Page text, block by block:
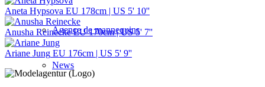
Agence de mannequins
News
Aneta Hypsova EU 178cm | US 5' 10''
Anusha Reinecke EU 170cm | US 5' 7''
Ariane Jung EU 176cm | US 5' 9''